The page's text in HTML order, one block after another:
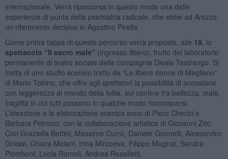
internazionale. Verrà ripercorsa in questo modo una delle
esperienze di punta della psichiatria radicale, che ebbe ad Arezzo
un riferimento decisivo in Agostino Pirella.
Come prima tappa di questo percorso verrà proposto, alle 18 , lo
spettacolo “Il sacro male” (ingresso libero), frutto del laboratorio
permanente di teatro sociale della compagnia Diesis Teatrango. Si
tratta di uno studio scenico tratto da “Le libere donne di Magliano”
di Mario Tobino, che offre agli spettatori la possibilità di accostarsi
con leggerezza al mondo della follia, sul confine fra bellezza, male,
fragilità in cui tutti possono in qualche modo riconoscersi.
L’ideazione e la elaborazione scenica sono di Piero Cherici e
Barbara Petrucci, con la collaborazione artistica di Giovanni Zito.
Con Graziella Bettini, Massimo Currò, Daniele Gonnelli, Alessandro
Grassi, Chiara Melani, Irina Mirzoeva, Filippo Mugnai, Sandra
Piomboni, Lucia Romoli, Andrea Roselletti.